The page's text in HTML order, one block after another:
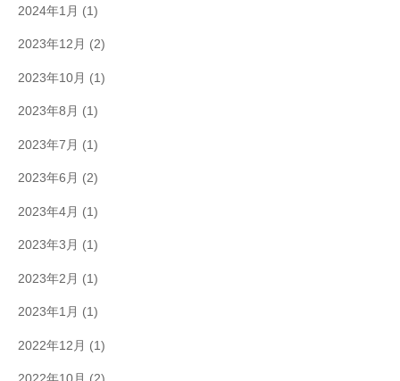
2024年1月 (1)
2023年12月 (2)
2023年10月 (1)
2023年8月 (1)
2023年7月 (1)
2023年6月 (2)
2023年4月 (1)
2023年3月 (1)
2023年2月 (1)
2023年1月 (1)
2022年12月 (1)